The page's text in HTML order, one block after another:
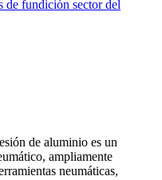
de fundición sector del
de aluminio es un
ampliamente
neumáticas,